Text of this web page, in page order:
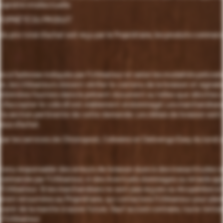
intellectuelle.
prix total d'achat soit reçu par le Propriétaire, les produits
à l'adresse indiquée par l'Utilisateur et selon les modalités
les Utilisateurs doivent vérifier le contenu de la livraison et
fournies dans le présent document ou telles que décrites
le colis s'il est visiblement endommagé. Les
section pertinente de cette demande. Les délais de livraison
d'achat.
les services de Chronopost, Colissimo et Delivengo Easy du lundi
responsable des erreurs de livraison dues à des inexactitudes
par l'Utilisateur, ni des éventuels dommages ou retards
Si les marchandises ne sont pas reçues ou récupérées à
retournées au Propriétaire, qui contactera l'Utilisateur pour
de la marche à suivre future. Sauf accord contraire, toute